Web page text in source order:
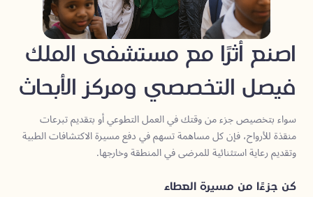
اصنع أثرًا مع مستشفى الملك
فيصل التخصصي ومركز الأبحاث
سواء بتخصيص جزء من وقتك في العمل التطوعي أو بتقديم تبرعات
منقذة للأرواح، فإن كل مساهمة تسهم في دفع مسيرة الاكتشافات الطبية
وتقديم رعاية استثنائية للمرضى في المنطقة وخارجها.
كن جزءًا من مسيرة العطاء